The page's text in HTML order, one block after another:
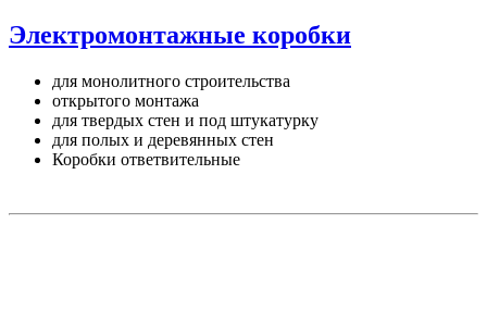
Электромонтажные коробки
для монолитного строительства
открытого монтажа
для твердых стен и под штукатурку
для полых и деревянных стен
Коробки ответвительные